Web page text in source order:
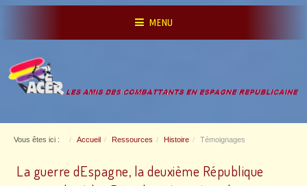
MENU
Vous êtes ici : Accueil Ressources Histoire Témoignages
La guerre dEspagne, la deuxième République